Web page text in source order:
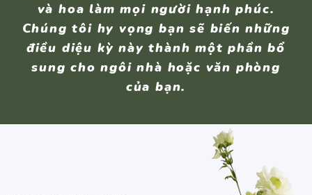
và hoa làm mọi người hạnh phúc.
Chúng tôi hy vọng bạn sẽ biến những
điều diệu kỳ này thành một phần bổ
sung cho ngôi nhà hoặc văn phòng
của bạn.